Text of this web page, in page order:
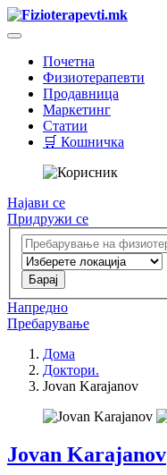
Почетна
Физиотерапевти
Продавница
Маркетинг
Статии
🛒 Кошничка
Најави се
Придружи се
Напредно
Пребарување
Дома
Доктори.
Jovan Karajanov
Jovan Karajanov